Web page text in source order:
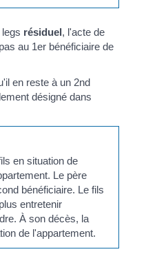
résiduel, l'acte de
au 1er bénéficiaire de
en reste à un 2nd
désigné dans
en situation de
Le père
bénéficiaire. Le fils
entretenir
À son décès, la
de l'appartement.